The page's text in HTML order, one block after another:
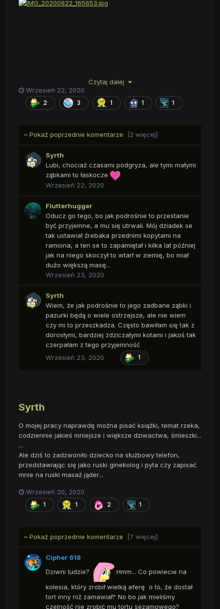
Czytaj dalej
Wrzesień 22, 2020
2 3 1 1 1
Pokaż poprzednie komentarze [2 więcej]
Syrth
Lubi, chociaż czasami podgryza, ale tymi małymi
ząbkami to łaskocze
Wrzesień 22, 2020
Flutterhugger
Oducz go tego, bo jak podrośnie to przestanie
być przyjemne, a mu się utrwali. Mój dziadek se
tak ustawiał źrebaka przednimi kopytami na
ramiona, a ten se to zapamiętał i kilka lat później
jak na niego skoczył to wtarł w ziemię, bo miał
dużo większą masę...
Wrzesień 23, 2020
Syrth
Wiem, że jak podrośnie to jego zadbane ząbki i
pazurki będą o wiele ostrzejsze, ale nie wiem
czy mi to przeszkadza. Często bawiłam się tak z
dorosłymi, bardziej zdziczałymi kotami i jakoś tak
czerpałam z tego przyjemność
Wrzesień 23, 2020
1
Syrth
O mojej pracy naprawdę można pisać książki, temat rzeka,
codziennie jakieś mniejsze i większe dziwactwa, śmieszki...
...
Ale dziś to zadzwoniło dziecko na służbowy telefon,
przedstawiając się jako ruski ginekolog i pyta czy zapisać
mnie na ruski masaż jąder...
Wrzesień 20, 2020
1 1 2 1
Pokaż poprzednie komentarze [7 więcej]
Cipher 618
Dziwni ludzie?
Hmm... Co powiecie na
kolesia, który zrobił wielką aferę o to, że dostał
tort inny niż zamawiał? No bo jak mieliśmy
czelność nie zrobić mu tortu sezamowego?